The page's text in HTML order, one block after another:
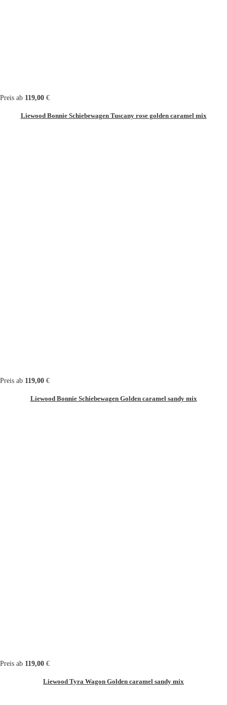
Preis ab 119,00 €
Liewood Bonnie Schiebewagen Tuscany rose golden caramel mix
Preis ab 119,00 €
Liewood Bonnie Schiebewagen Golden caramel sandy mix
Preis ab 119,00 €
Liewood Tyra Wagon Golden caramel sandy mix